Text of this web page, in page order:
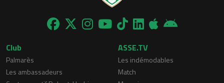
Club
Palmarès
Les ambassadeurs
ASSE.TV
Les indémodables
Match